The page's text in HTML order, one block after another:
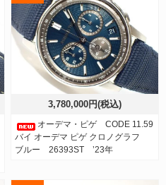
3,780,000円(税込)
オーデマ・ピゲ CODE 11.59
バイ オーデマ ピゲ クロノグラフ
ブルー 26393ST ’23年